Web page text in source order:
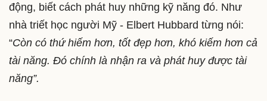
động, biết cách phát huy những kỹ năng đó. Như
nhà triết học người Mỹ - Elbert Hubbard từng nói:
“Còn có thứ hiếm hơn, tốt đẹp hơn, khó kiếm hơn cả
tài năng. Đó chính là nhận ra và phát huy được tài
năng”.